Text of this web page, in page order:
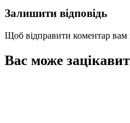
Залишити відповідь
Щоб відправити коментар вам
Вас може